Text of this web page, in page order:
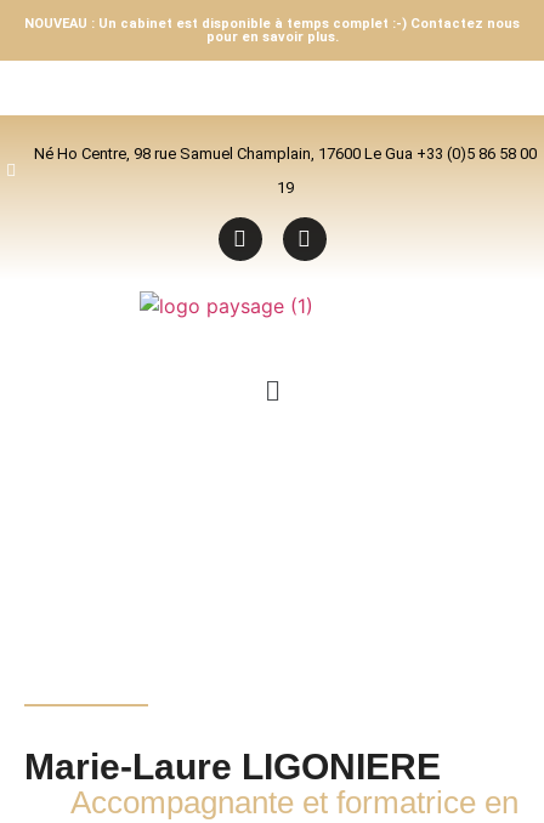
NOUVEAU : Un cabinet est disponible à temps complet :-) Contactez nous
pour en savoir plus.
Né Ho Centre, 98 rue Samuel Champlain, 17600 Le Gua +33 (0)5 86 58 00
19
Marie-Laure LIGONIERE
Accompagnante et formatrice en